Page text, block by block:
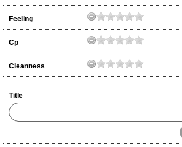
Feeling
Cp
Cleanness
Title